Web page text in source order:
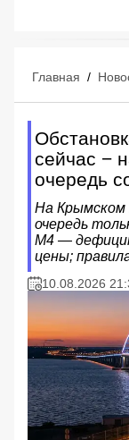
Главная /
сейчас −
очередь
На Крымском
очередь
М4 —
цены;
10.08.2026